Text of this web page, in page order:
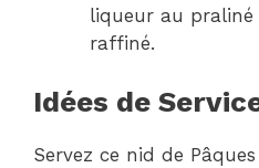
liqueur au
raffiné.
Idées de
Servez ce nid de